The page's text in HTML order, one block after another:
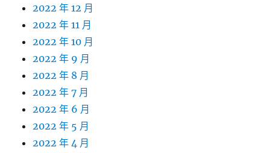
2022 年 12 月
2022 年 11 月
2022 年 10 月
2022 年 9 月
2022 年 8 月
2022 年 7 月
2022 年 6 月
2022 年 5 月
2022 年 4 月